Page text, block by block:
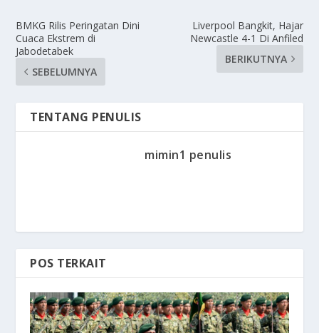
BMKG Rilis Peringatan Dini
Cuaca Ekstrem di
Jabodetabek
SEBELUMNYA
Liverpool Bangkit, Hajar
Newcastle 4-1 Di Anfiled
BERIKUTNYA
TENTANG PENULIS
mimin1 penulis
POS TERKAIT